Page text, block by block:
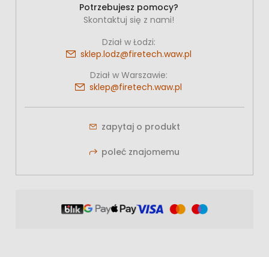
Potrzebujesz pomocy?
Skontaktuj się z nami!
Dział w Łodzi:
sklep.lodz@firetech.waw.pl
Dział w Warszawie:
sklep@firetech.waw.pl
zapytaj o produkt
poleć znajomemu